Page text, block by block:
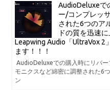
AudioDeluxeで
ー/コンプレッ
された6つのア
ドの質を迅速
Leapwing Audio「UltraVox 2
ます！！！
AudioDeluxeでの購入時にリバ
モニクスなど綿密に調整された6
ン